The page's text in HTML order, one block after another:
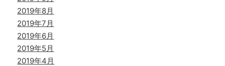
2019年8月
2019年7月
2019年6月
2019年5月
2019年4月